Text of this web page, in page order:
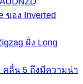
ของ Inverted
ฝั่ง Long
คลื่น 5 ถึงมีความน่า